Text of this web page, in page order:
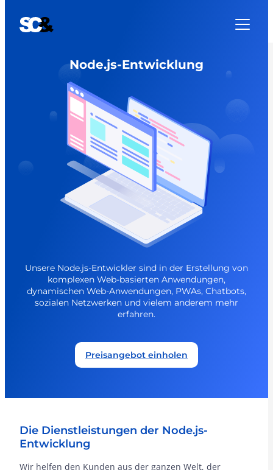
Node.js-Entwicklung
Unsere Node.js-Entwickler sind in der Erstellung von
komplexen Web-basierten Anwendungen,
dynamischen Web-Anwendungen, PWAs, Chatbots,
sozialen Netzwerken und vielem anderem mehr
erfahren.
Preisangebot einholen
Die Dienstleistungen der Node.js-
Entwicklung
Wir helfen den Kunden aus der ganzen Welt, der